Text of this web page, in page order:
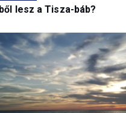
lesz a Tisza-báb?